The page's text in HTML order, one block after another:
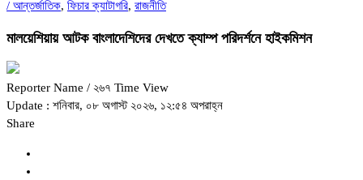
/ আন্তর্জাতিক, ফিচার ক্যাটাগরি, রাজনীতি
মালয়েশিয়ায় আটক বাংলাদেশিদের দেখতে ক্যাম্প পরিদর্শনে হাইকমিশন
Reporter Name / ২৬৭ Time View
Update : শনিবার, ০৮ অগাস্ট ২০২৬, ১২:৫৪ অপরাহ্ন
Share